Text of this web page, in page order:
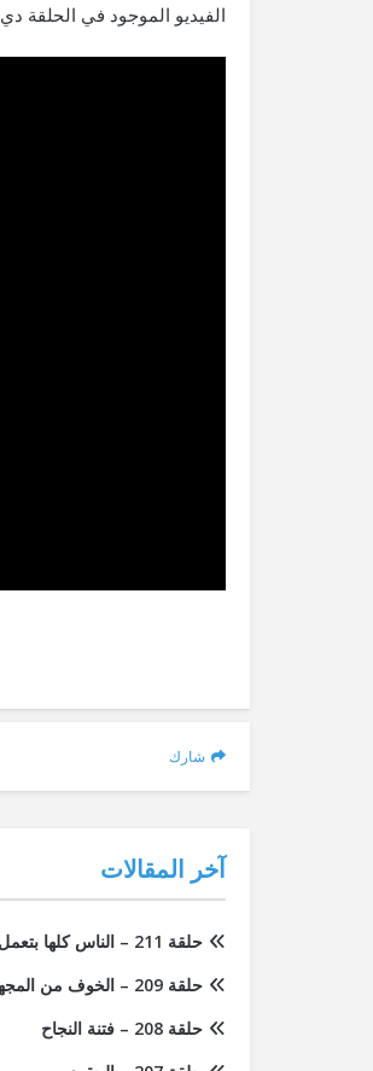
الفيديو الموجود في الحلقة دي
شارك
آخر المقالات
حلقة 211 – الناس كلها بتعمل
حلقة 209 – الخوف من المجهول
حلقة 208 – فتنة النجاح